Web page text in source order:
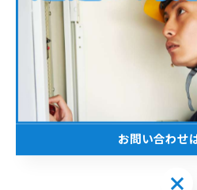
などについてじっくり相談で
が実現しやすいのも特徴です。
ただし、年度末や大型連休前
るため、早めの問い合わせと
な月を選ぶことで、効率的か
お問い合わせ
お問い合わせ